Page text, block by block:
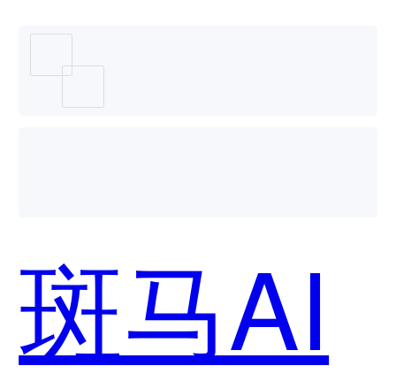
哪个好
用？
斑马AI